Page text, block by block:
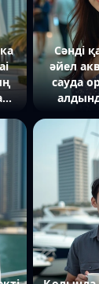
Сәнді
әйел
сауда
Фонда